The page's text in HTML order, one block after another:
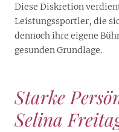
Diese Diskretion
Leistungssportler, die
dennoch ihre eigene
gesunden Grundlage.
Starke
Selina